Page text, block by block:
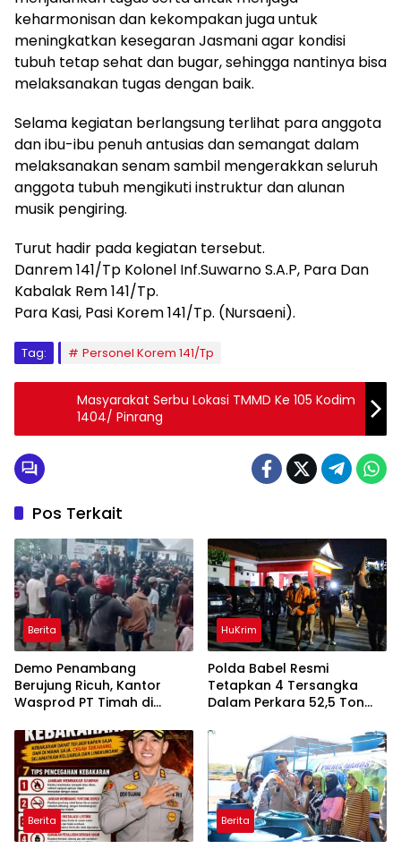
keharmonisan dan kekompakan juga untuk
meningkatkan kesegaran Jasmani agar kondisi
tubuh tetap sehat dan bugar, sehingga nantinya bisa
melaksanakan tugas dengan baik.
Selama kegiatan berlangsung terlihat para anggota
dan ibu-ibu penuh antusias dan semangat dalam
melaksanakan senam sambil mengerakkan seluruh
anggota tubuh mengikuti instruktur dan alunan
musik pengiring.
Turut hadir pada kegiatan tersebut.
Danrem 141/Tp Kolonel Inf.Suwarno S.A.P, Para Dan
Kabalak Rem 141/Tp.
Para Kasi, Pasi Korem 141/Tp. (Nursaeni).
Tag: Personel Korem 141/Tp
Masyarakat Serbu Lokasi TMMD Ke 105 Kodim
1404/ Pinrang
Pos Terkait
Berita
Demo Penambang
Berujung Ricuh, Kantor
Wasprod PT Timah di
HuKrim
Polda Babel Resmi
Tetapkan 4 Tersangka
Dalam Perkara 52,5 Ton
Belitung
Berita Berita